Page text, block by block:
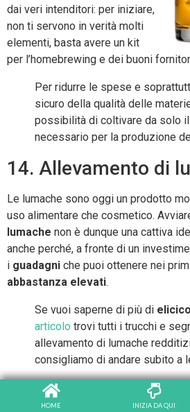
dai veri intenditori: per iniziare,
non ti servono in verità molti
elementi, basta avere un kit
per l’homebrewing e dei buoni
Per ridurre le spese e
sicuro della qualità delle
possibilità di coltivare da solo
necessario per la produzione
14. Allevamento di
Le lumache sono oggi un prodotto
uso alimentare che cosmetico.
lumache non è dunque una cattiva
anche perché, a fronte di un
i guadagni che puoi ottenere nei
abbastanza elevati.
Se vuoi saperne di più di
articolo trovi tutti i trucchi e
allevamento di lumache
consigliamo di andare subito a
15. Itticoltura
HOME INIZIA DA QUI